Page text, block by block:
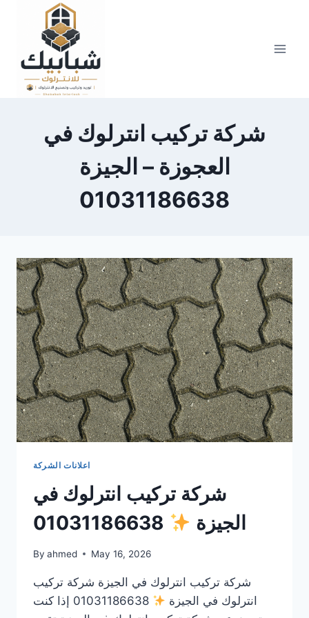
شركة تركيب انترلوك في
العجوزة – الجيزة
01031186638
اعلانات الشركة
شركة تركيب انترلوك في
الجيزة
By ahmed May 16, 2026
شركة تركيب انترلوك في الجيزة شركة تركيب
انترلوك في الجيزة
01031186638 إذا كنت